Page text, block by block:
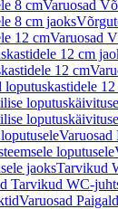
8 cmVaruosad
8 cm jaoks
12 cmVaruosad
12 cm
12 cm
Varuosad
loputusele
jaoksTarvikud
Tarvikud WC-
Varuosad